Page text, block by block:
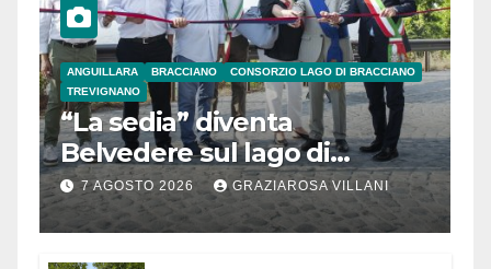
ANGUILLARA BRACCIANO
CONSORZIO LAGO DI BRACCIANO
TREVIGNANO
“La sedia” diventa
Belvedere sul lago di
Bracciano: ieri
l’inaugurazione
7 AGOSTO 2026 GRAZIAROSA VILLANI